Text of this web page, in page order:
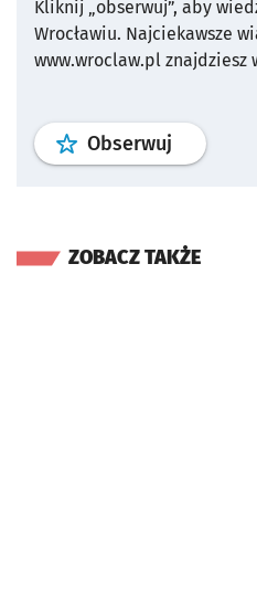
Kliknij „obserwuj”, aby
Wrocławiu. Najciekawsze
www.wroclaw.pl znajdziesz
Obserwuj profil
ZOBACZ TAKŻE